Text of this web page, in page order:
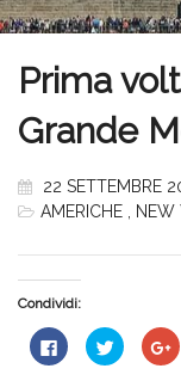
Prima
Grande
22 SETTEMBRE
AMERICHE
NEW
Condividi:
Fai
clic
Fai
clic
Fai